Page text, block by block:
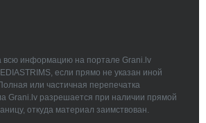
всю информацию на портале Grani.lv
если прямо не указан иной
или частичная перепечатка
Grani.lv разрешается при наличии прямой
откуда материал заимствован.